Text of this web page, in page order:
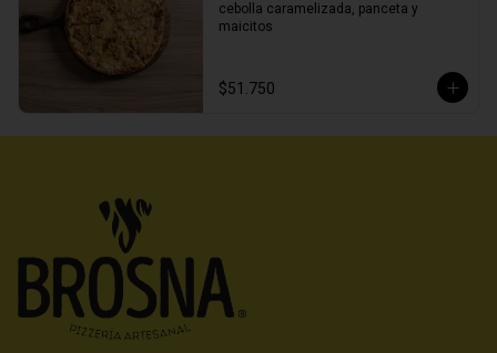
cebolla caramelizada, panceta y
maicitos
$51.750